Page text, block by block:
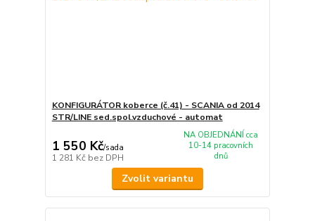
KONFIGURÁTOR koberce (č.41) - SCANIA od 2014
STR/LINE sed.spol.vzduchové - automat
1 550 Kč/sada
1 281 Kč bez DPH
NA OBJEDNÁNÍ cca
10-14 pracovních
dnů
Zvolit variantu